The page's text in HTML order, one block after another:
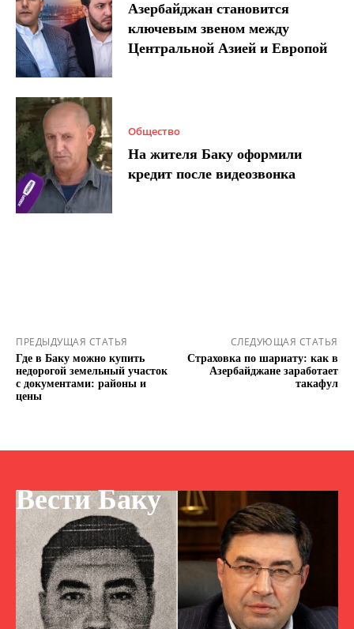
Азербайджан становится
ключевым звеном между
Центральной Азией и Европой
Общество
На жителя Баку оформили
кредит после видеозвонка
ПРЕДЫДУЩАЯ СТАТЬЯ
Где в Баку можно купить
недорогой земельный участок
с документами: районы и
цены
СЛЕДУЮЩАЯ СТАТЬЯ
Страховка по шариату: как в
Азербайджане заработает
такафул
Вести Баку